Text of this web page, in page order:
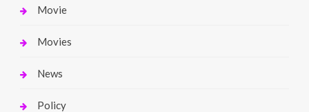
Movie
Movies
News
Policy